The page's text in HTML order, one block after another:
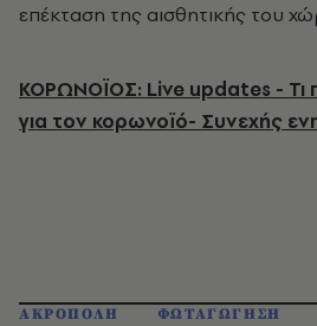
επέκταση της αισθητικής του
ΚΟΡΩΝΟΪΟΣ: Live updates - Τι
για τον κορωνοϊό- Συνεχής
ΑΚΡΟΠΟΛΗ ΦΩΤΑΓΩΓΗΣΗ